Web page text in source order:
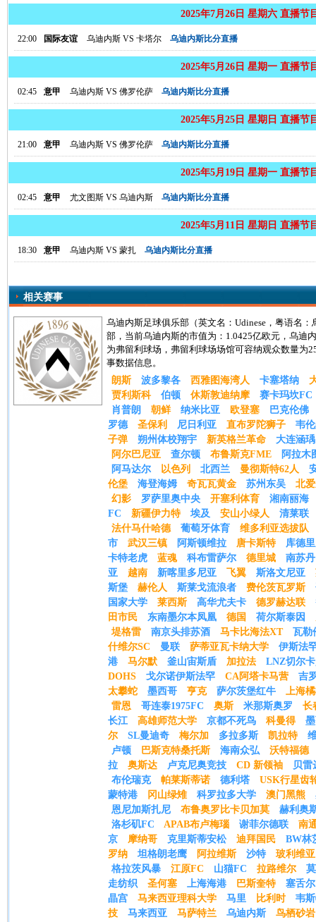
2025年7月26日 星期六 直播节
22:00 国际友谊 乌迪内斯 VS 卡塔尔 乌迪内斯比分直播
2025年5月26日 星期一 直播节
02:45 意甲 乌迪内斯 VS 佛罗伦萨 乌迪内斯比分直播
2025年5月25日 星期日 直播节
21:00 意甲 乌迪内斯 VS 佛罗伦萨 乌迪内斯比分直播
2025年5月19日 星期一 直播节
02:45 意甲 尤文图斯 VS 乌迪内斯 乌迪内斯比分直播
2025年5月11日 星期日 直播节
18:30 意甲 乌迪内斯 VS 蒙扎 乌迪内斯比分直播
相关赛事
乌迪内斯足球俱乐部（英文名：Udinese，粤语名
部，当前乌迪内斯的市值为：1.0425亿欧元，乌迪
为弗留利球场，弗留利球场场馆可容纳观众数量为
事数据信息。
朗斯
波多黎各 西雅图海湾人 卡塞塔纳
贾利斯科
伯顿 休斯敦迪纳摩
赛卡玛坎FC
肖普朗
朝鲜 纳米比亚 欧登塞
巴克伦佛
罗德
圣保利 尼日利亚 直布罗陀狮子
韦
子弹
朔州体校翔宇 新英格兰革命
大连涵瑀
阿尔巴尼亚
查尔顿 布鲁斯克FME
阿拉木
阿马达尔
以色列 北西兰 曼彻斯特62人
伦堡
海登海姆 奇瓦瓦黄金 苏州东吴
北
幻影
罗萨里奥中央 开塞利体育
湘南丽海
FC
新疆伊力特 埃及 安山小绿人
清莱联
法什马什哈德
葡萄牙体育
维多利亚选拔队
市
武汉三镇 阿斯顿维拉 唐卡斯特
库德
卡特老虎
蓝魂 科布雷萨尔 德里城
南苏丹
亚
越南 新喀里多尼亚 飞翼 斯洛文尼亚
斯堡
赫伦人 斯莱戈流浪者 费伦茨瓦罗斯
国家大学
莱西斯 高华尤夫卡 德罗赫达联
田市民
东南墨尔本凤凰 德国 荷尔斯泰因
堤格雷
南京头排苏酒 马卡比海法XT
瓦勒
什维尔SC
曼联 萨蒂亚瓦卡纳大学
伊斯法
港
马尔默 釜山宙斯盾 加拉法
LNZ切尔
DOHS
戈尔诺伊斯法罕 CA阿塔卡马营
吉
太攀蛇
墨西哥 亨克 萨尔茨堡红牛
上海
雷恩
哥连泰1975FC 奥斯 米那斯奥罗
长
长江
高雄师范大学 京都不死鸟 科曼得
尔
SL曼迪奇 梅尔加 多拉多斯 凯拉特
卢顿
巴斯克特桑托斯 海南众弘
沃特福德
拉
奥斯达 卢克尼奥竞技 CD 新领袖
贝雷
布伦瑞克
帕莱斯蒂诺 德利塔
USK行星齿
蒙特港
冈山绿雉 科罗拉多大学 澳门黑熊
恩尼加斯扎尼
布鲁奥罗比卡贝加莫
赫利奥
洛杉矶FC
APAB布卢梅瑙 谢菲尔德联
南
京
摩纳哥 克里斯蒂安松 迪拜国民
BW林
罗纳
坦格朗老鹰 阿拉维斯 沙特
玻利维亚
格拉茨风暴
江原FC 山猫FC 拉路维尔
走纺织
圣何塞 上海海港 巴斯奎特
塞舌尔
晶宫
马来西亚理科大学 马里 比利时
韦
技
马来西亚 马萨特兰 乌迪内斯
鸟栖砂岩